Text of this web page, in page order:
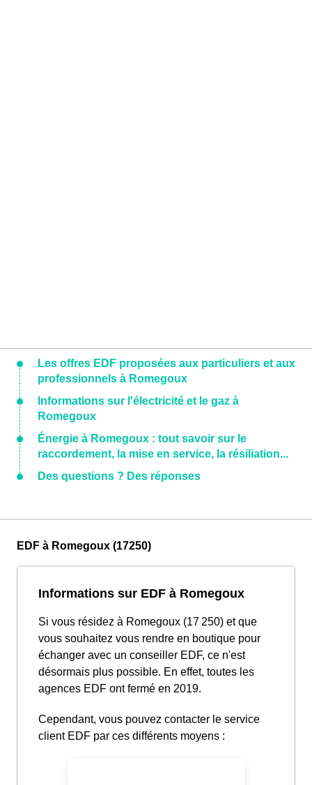
Les offres EDF proposées aux particuliers et aux
professionnels à Romegoux
Informations sur l'électricité et le gaz à
Romegoux
Énergie à Romegoux : tout savoir sur le
raccordement, la mise en service, la résiliation...
Des questions ? Des réponses
EDF à Romegoux (17250)
Informations sur EDF à Romegoux
Si vous résidez à Romegoux (17 250) et que
vous souhaitez vous rendre en boutique pour
échanger avec un conseiller EDF, ce n'est
désormais plus possible. En effet, toutes les
agences EDF ont fermé en 2019.
Cependant, vous pouvez contacter le service
client EDF par ces différents moyens :